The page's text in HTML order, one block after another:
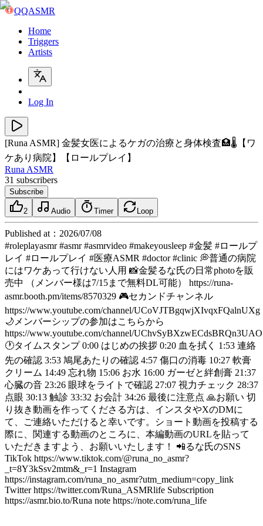
QQASMR
Home
Triggers
Artists
Log In
[Runa ASMR] 金髪女医によるケガの治療と身体検査🏥🌡️【ワ
ケあり病院】【ロールプレイ】
Runa ASMR
31 subscribers
Subscribe
2 Audio Timer Loop
Published at ： 2026/07/08
#roleplayasmr #asmr #asmrvideo #makeyousleep #金髪 #ロールプ
レイ #ロールプレイ #医療ASMR #doctor #clinic 💭普通の病院
にはワケあって行けない人用 📸金髪るな氏の日常photoを販
売中 （メンバー様は7/15まで無料DL可能） https://runa-
asmr.booth.pm/items/8570329 🎮セカンドチャンネル
https://www.youtube.com/channel/UCoVJTBgqwjXIvqxFQalnUXg
🌙メンバーシップの参加はこちらから
https://www.youtube.com/channel/
🕐タイムスタンプ 0:00 はじめの挨拶 0:20 血を拭く 1:53 連絡
先の確認 3:53 鳩尾あたりの確認 4:57 傷口の消毒 10:27 軟膏
クリーム 14:49 忘れ物 15:06 お水 16:00 ガーゼと絆創膏 21:37
心臓の音 23:26 眼球をライトで確認 27:07 視力チェック 28:37
点眼 30:13 触診 33:32 お会計 34:26 最後に注意点 🙏お願い 切
り抜き動画を作ってくださる方は、インスタやXのDMに
て、ご連絡いただけると幸いです。ショート動画を投稿する
際に、関連する動画のところに、本編動画のURLを貼って
いただきますよう、お願いいたします！ 📲るな氏のSNS
TikTok https://www.tiktok.com/@runa_no_asmr?
_t=8Y3kSsv2mtm&_r=1 Instagram
https://instagram.com/runa_no_asmr?utm_medium=copy_link
Twitter https://twitter.com/Runa_ASMRlife Subscription
https://asmr.bio.to/Runa note https://note.com/runa_life